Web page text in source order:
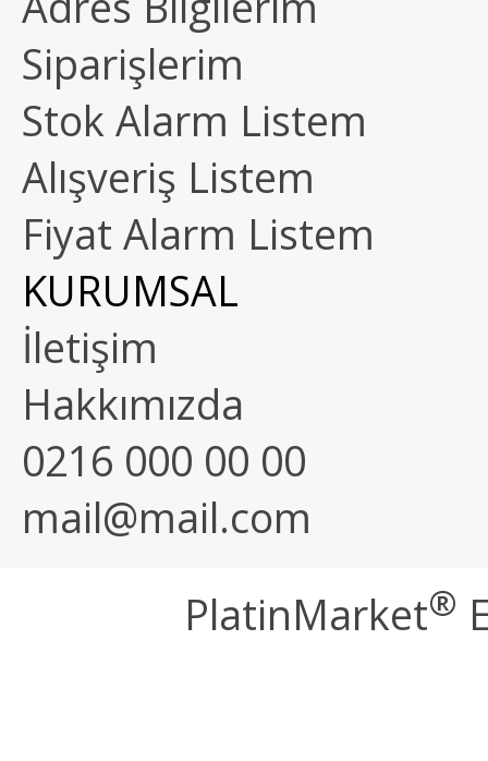
Siparişlerim
Stok Alarm Listem
Alışveriş Listem
Fiyat Alarm Listem
KURUMSAL
İletişim
Hakkımızda
0216 000 00 00
mail@mail.com
PlatinMarket®